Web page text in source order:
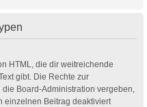
HTML, die dir weitreichende
gibt. Die Rechte zur
Board-Administration vergeben,
einzelnen Beitrag deaktiviert